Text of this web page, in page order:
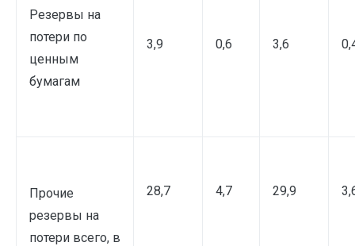
Резервы на
потери по
ценным
бумагам
3,9 0,6 3,6
Прочие
резервы на
потери всего, в
28,7 4,7 29,9